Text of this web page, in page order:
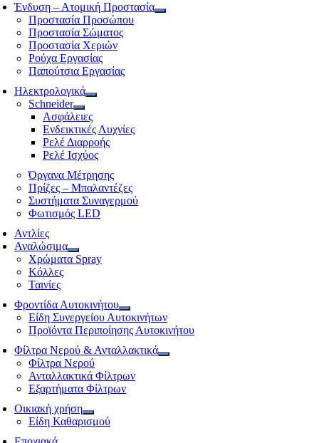
Ένδυση – Ατομική Προστασία
Προστασία Προσώπου
Προστασία Σώματος
Προστασία Χεριών
Ρούχα Εργασίας
Παπούτσια Εργασίας
Ηλεκτρολογικά
Schneider
Ασφάλειες
Ενδεικτικές Λυχνίες
Ρελέ Διαρροής
Ρελέ Ισχύος
Όργανα Μέτρησης
Πρίζες – Μπαλαντέζες
Συστήματα Συναγερμού
Φωτισμός LED
Αντλίες
Αναλώσιμα
Χρώματα Spray
Κόλλες
Ταινίες
Φροντίδα Αυτοκινήτου
Είδη Συνεργείου Αυτοκινήτων
Προϊόντα Περιποίησης Αυτοκινήτου
Φίλτρα Νερού & Ανταλλακτικά
Φίλτρα Νερού
Ανταλλακτικά Φίλτρων
Εξαρτήματα Φίλτρων
Οικιακή χρήση
Είδη Καθαρισμού